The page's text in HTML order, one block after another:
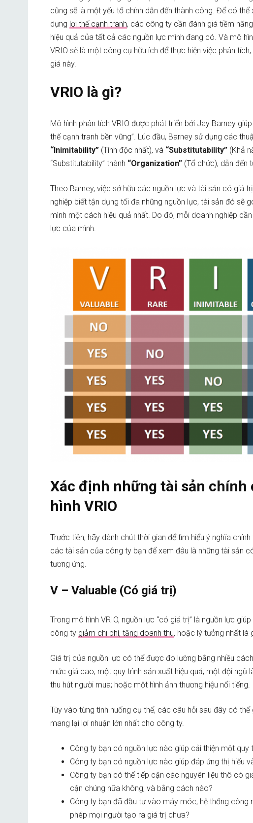
cũng sẽ là một yếu tố chính dẫn đến thành công. Để có thể
dựng lợi thế cạnh tranh, các công ty cần đánh giá tiềm
hiệu quả của tất cả các nguồn lực mình đang có. Và mô
VRIO sẽ là một công cụ hữu ích để thực hiện việc phân tích,
giá này.
VRIO là gì?
Mô hình phân tích VRIO được phát triển bởi Jay Barney
thế cạnh tranh bền vững”. Lúc đầu, Barney sử dụng các
“Inimitability” (Tính độc nhất), và “Substitutability” (Khả
“Substitutability” thành “Organization” (Tổ chức), dẫn đến
Theo Barney, việc sở hữu các nguồn lực và tài sản có giá
nghiệp biết tận dụng tối đa những nguồn lực, tài sản đó sẽ
mình một cách hiệu quả nhất. Do đó, mỗi doanh nghiệp
lực của mình.
Xác định những tài sản chính
hình VRIO
Trước tiên, hãy dành chút thời gian để tìm hiểu ý nghĩa
các tài sản của công ty bạn để xem đâu là những tài sản
tương ứng.
V – Valuable (Có giá trị)
Trong mô hình VRIO, nguồn lực “có giá trị” là nguồn lực
công ty giảm chi phí, tăng doanh thu, hoặc lý tưởng nhất là
Giá trị của nguồn lực có thể được đo lường bằng nhiều
mức giá cao; một quy trình sản xuất hiệu quả; một đội
thu hút người mua; hoặc một hình ảnh thương hiệu nổi tiếng.
Tùy vào từng tình huống cụ thể, các câu hỏi sau đây có
mang lại lợi nhuận lớn nhất cho công ty.
Công ty bạn có nguồn lực nào giúp cải thiện một quy
Công ty bạn có nguồn lực nào giúp đáp ứng thị hiếu
Công ty bạn có thể tiếp cận các nguyên liệu thô có
cận chúng nữa không, và bằng cách nào?
Công ty bạn đã đầu tư vào máy móc, hệ thống
phép mọi người tạo ra giá trị chưa?